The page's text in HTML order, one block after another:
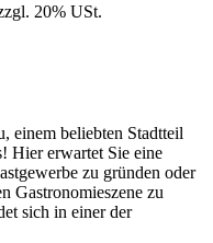
20% USt.
einem beliebten Stadtteil
Hier erwartet Sie eine
zu gründen oder
Gastronomieszene zu
sich in einer der